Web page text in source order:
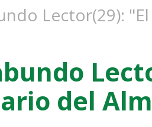
Lector(29):
del